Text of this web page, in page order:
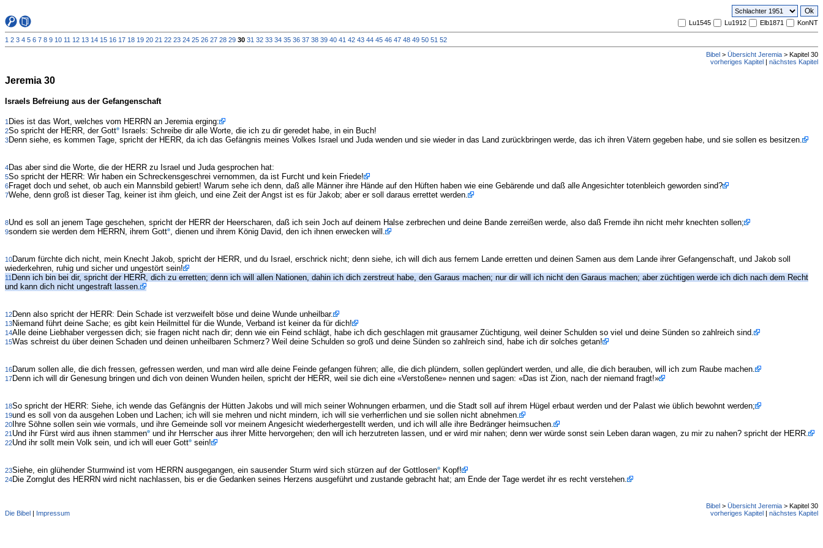
Lu1545 Lu1912 Elb1871 KonNT
1 2 3 4 5 6 7 8 9 10 11 12 13 14 15 16 17 18 19 20 21 22 23 24 25 26 27 28 29 30 31 32 33 34 35 36 37 38 39 40 41 42 43 44 45 46 47 48 49 50 51 52
Bibel > Übersicht Jeremia > Kapitel 30
vorheriges Kapitel | nächstes Kapitel
Jeremia 30
Israels Befreiung aus der Gefangenschaft
1 Dies ist das Wort, welches vom HERRN an Jeremia erging:
2So spricht der HERR, der Gott Israels: Schreibe dir alle Worte, die ich zu dir geredet habe, in ein Buch!
3Denn siehe, es kommen Tage, spricht der HERR, da ich das Gefängnis meines Volkes Israel und Juda wenden und sie wieder in das Land zurückbringen werde, das ich ihren Vätern gegeben habe, und sie sollen es besitzen.
4Das aber sind die Worte, die der HERR zu Israel und Juda gesprochen hat:
5So spricht der HERR: Wir haben ein Schreckensgeschrei vernommen, da ist Furcht und kein Friede!
6Fraget doch und sehet, ob auch ein Mannsbild gebiert! Warum sehe ich denn, daß alle Männer ihre Hände auf den Hüften haben wie eine Gebärende und daß alle Angesichter totenbleich geworden sind?
7Wehe, denn groß ist dieser Tag, keiner ist ihm gleich, und eine Zeit der Angst ist es für Jakob; aber er soll daraus errettet werden.
8Und es soll an jenem Tage geschehen, spricht der HERR der Heerscharen, daß ich sein Joch auf deinem Halse zerbrechen und deine Bande zerreißen werde, also daß Fremde ihn nicht mehr knechten sollen;
9sondern sie werden dem HERRN, ihrem Gott , dienen und ihrem König David, den ich ihnen erwecken will.
10Darum fürchte dich nicht, mein Knecht Jakob, spricht der HERR, und du Israel, erschrick nicht; denn siehe, ich will dich aus fernem Lande erretten und deinen Samen aus dem Lande ihrer Gefangenschaft, und Jakob soll
wiederkehren, ruhig und sicher und ungestört sein!
11 Denn ich bin bei dir, spricht der HERR, dich zu erretten; denn ich will allen Nationen, dahin ich dich zerstreut habe, den Garaus machen; nur dir will ich nicht den Garaus machen; aber züchtigen werde ich dich nach dem Recht
und kann dich nicht ungestraft lassen.
12Denn also spricht der HERR: Dein Schade ist verzweifelt böse und deine Wunde unheilbar.
13Niemand führt deine Sache; es gibt kein Heilmittel für die Wunde, Verband ist keiner da für dich!
14Alle deine Liebhaber vergessen dich; sie fragen nicht nach dir; denn wie ein Feind schlägt, habe ich dich geschlagen mit grausamer Züchtigung, weil deiner Schulden so viel und deine Sünden so zahlreich sind.
15Was schreist du über deinen Schaden und deinen unheilbaren Schmerz? Weil deine Schulden so groß und deine Sünden so zahlreich sind, habe ich dir solches getan!
16Darum sollen alle, die dich fressen, gefressen werden, und man wird alle deine Feinde gefangen führen; alle, die dich plündern, sollen geplündert werden, und alle, die dich berauben, will ich zum Raube machen.
17Denn ich will dir Genesung bringen und dich von deinen Wunden heilen, spricht der HERR, weil sie dich eine «Verstoßene» nennen und sagen: «Das ist Zion, nach der niemand fragt!»
18So spricht der HERR: Siehe, ich wende das Gefängnis der Hütten Jakobs und will mich seiner Wohnungen erbarmen, und die Stadt soll auf ihrem Hügel erbaut werden und der Palast wie üblich bewohnt werden;
19und es soll von da ausgehen Loben und Lachen; ich will sie mehren und nicht mindern, ich will sie verherrlichen und sie sollen nicht abnehmen.
20 Ihre Söhne sollen sein wie vormals, und ihre Gemeinde soll vor meinem Angesicht wiederhergestellt werden, und ich will alle ihre Bedränger heimsuchen.
21 Und ihr Fürst wird aus ihnen stammen und ihr Herrscher aus ihrer Mitte hervorgehen; den will ich herzutreten lassen, und er wird mir nahen; denn wer würde sonst sein Leben daran wagen, zu mir zu nahen? spricht der HERR.
22Und ihr sollt mein Volk sein, und ich will euer Gott sein!
23Siehe, ein glühender Sturmwind ist vom HERRN ausgegangen, ein sausender Sturm wird sich stürzen auf der Gottlosen Kopf!
24Die Zornglut des HERRN wird nicht nachlassen, bis er die Gedanken seines Herzens ausgeführt und zustande gebracht hat; am Ende der Tage werdet ihr es recht verstehen.
Bibel > Übersicht Jeremia > Kapitel 30
Die Bibel | Impressum vorheriges Kapitel | nächstes Kapitel